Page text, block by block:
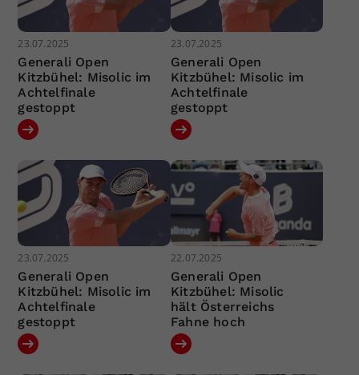
23.07.2025
Generali Open
Kitzbühel: Misolic im
Achtelfinale
gestoppt
23.07.2025
Generali Open
Kitzbühel: Misolic im
Achtelfinale
gestoppt
23.07.2025
Generali Open
Kitzbühel: Misolic im
Achtelfinale
gestoppt
22.07.2025
Generali Open
Kitzbühel: Misolic
hält Österreichs
Fahne hoch